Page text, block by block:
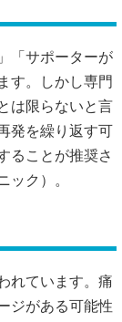
「サポーターが
す。しかし専門
は限らないと言
発を繰り返す可
ることが推奨さ
ック ）。
れています。痛
ジがある可能性